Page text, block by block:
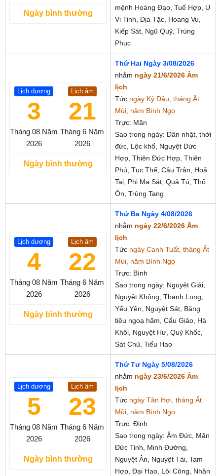
Ngày bình thường
mệnh Hoàng Đạo, Tuế Hợp, U
Vi Tinh, Địa Tặc, Hoang Vu,
Kiếp Sát, Ngũ Quỹ, Trùng
Phục
Lịch dương
3
Tháng 08 Năm
2026
Lịch âm
21
Tháng 6 Năm
2026
Ngày bình thường
Thứ Hai Ngày 3/08/2026
nhằm ngày 21/6/2026 Âm
lịch
Tức ngày Kỷ Dậu, tháng Ất
Mùi, năm Bính Ngọ
Trực: Mãn
Sao trong ngày: Dân nhật, thời
đức, Lộc khố, Nguyệt Đức
Hợp, Thiên Đức Hợp, Thiên
Phú, Tục Thế, Câu Trận, Hoả
Tai, Phi Ma Sát, Quả Tú, Thổ
Ôn, Trùng Tang
Lịch dương
4
Tháng 08 Năm
2026
Lịch âm
22
Tháng 6 Năm
2026
Ngày bình thường
Thứ Ba Ngày 4/08/2026
nhằm ngày 22/6/2026 Âm
lịch
Tức ngày Canh Tuất, tháng Ất
Mùi, năm Bính Ngọ
Trực: Bình
Sao trong ngày: Nguyệt Giải,
Nguyệt Không, Thanh Long,
Yếu Yên, Nguyệt Sát, Băng
tiêu ngoạ hãm, Cẩu Giảo, Hà
Khôi, Nguyệt Hư, Quỷ Khốc,
Sát Chủ, Tiểu Hao
Lịch dương
5
Tháng 08 Năm
2026
Lịch âm
23
Tháng 6 Năm
2026
Ngày bình thường
Thứ Tư Ngày 5/08/2026
nhằm ngày 23/6/2026 Âm
lịch
Tức ngày Tân Hợi, tháng Ất
Mùi, năm Bính Ngọ
Trực: Định
Sao trong ngày: Âm Đức, Mãn
Đức Tinh, Minh Đường,
Nguyệt Ân, Nguyệt Tài, Tam
Hợp, Đại Hao, Lôi Công, Nhân